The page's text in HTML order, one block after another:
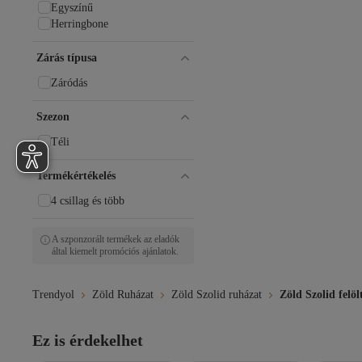
Egyszínű
Herringbone
Zárás típusa
Záródás
Szezon
Téli
Termékértékelés
4 csillag és több
A szponzorált termékek az eladók
által kiemelt promóciós ajánlatok.
Trendyol Zöld Ruházat Zöld Szolid ruházat Zöld Szolid
Ez is érdekelhet